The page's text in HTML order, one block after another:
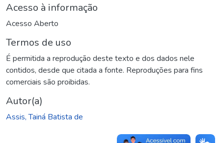
Acesso à informação
Acesso Aberto
Termos de uso
É permitida a reprodução deste texto e dos dados nele
contidos, desde que citada a fonte. Reproduções para fins
comerciais são proibidas.
Autor(a)
Assis, Tainá Batista de